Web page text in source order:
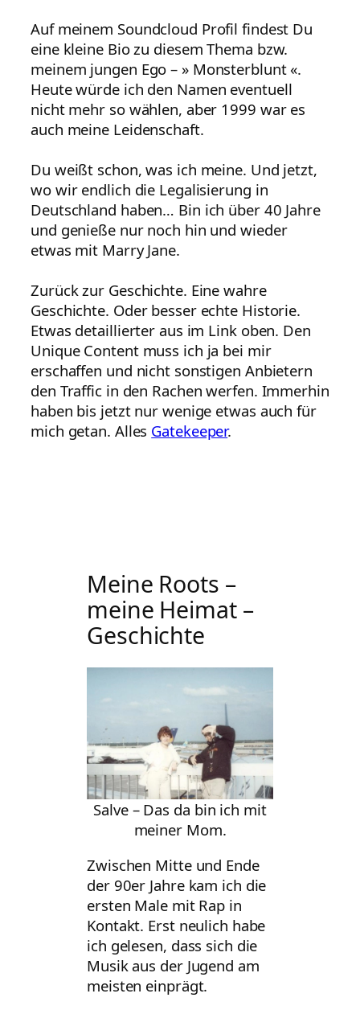
Auf meinem Soundcloud Profil findest Du
eine kleine Bio zu diesem Thema bzw.
meinem jungen Ego – » Monsterblunt «.
Heute würde ich den Namen eventuell
nicht mehr so wählen, aber 1999 war es
auch meine Leidenschaft.
Du weißt schon, was ich meine. Und jetzt,
wo wir endlich die Legalisierung in
Deutschland haben… Bin ich über 40 Jahre
und genieße nur noch hin und wieder
etwas mit Marry Jane.
Zurück zur Geschichte. Eine wahre
Geschichte. Oder besser echte Historie.
Etwas detaillierter aus im Link oben. Den
Unique Content muss ich ja bei mir
erschaffen und nicht sonstigen Anbietern
den Traffic in den Rachen werfen. Immerhin
haben bis jetzt nur wenige etwas auch für
mich getan. Alles Gatekeeper.
Meine Roots –
meine Heimat –
Geschichte
Salve – Das da bin ich mit
meiner Mom.
Zwischen Mitte und Ende
der 90er Jahre kam ich die
ersten Male mit Rap in
Kontakt. Erst neulich habe
ich gelesen, dass sich die
Musik aus der Jugend am
meisten einprägt.